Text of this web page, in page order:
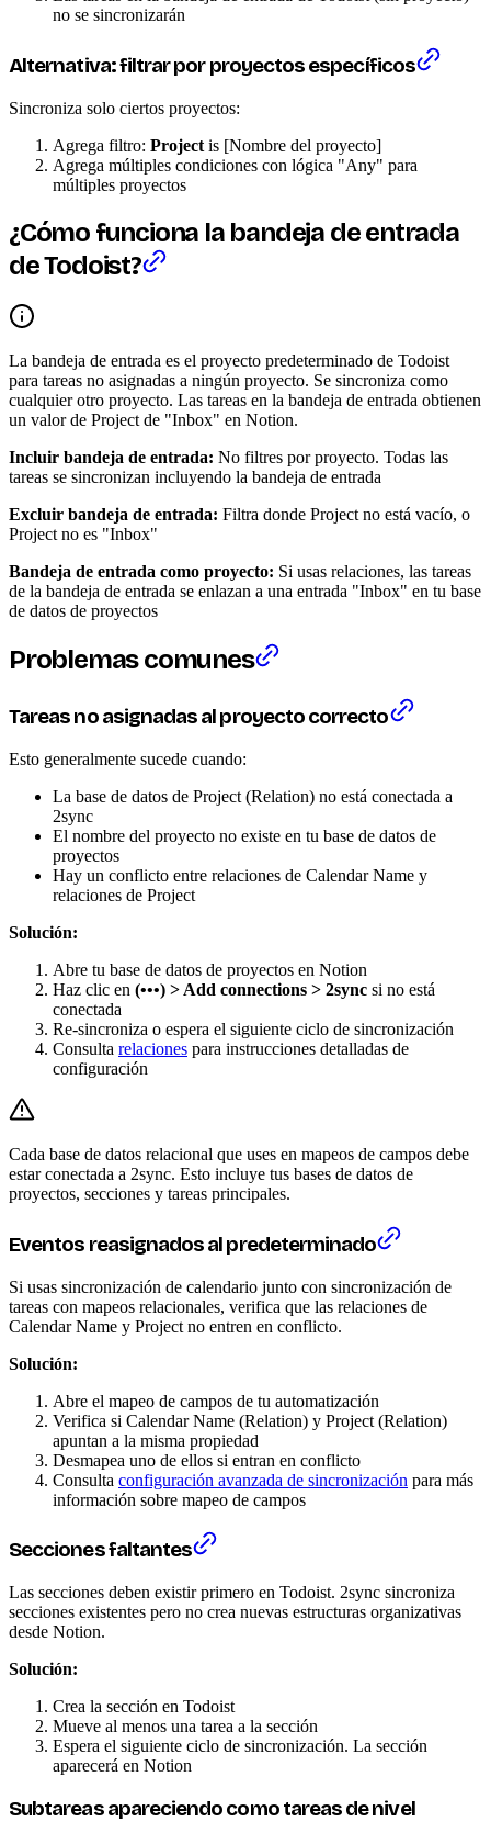
no se sincronizarán
Alternativa: filtrar por proyectos específicos
Sincroniza solo ciertos proyectos:
Agrega filtro: Project is [Nombre del proyecto]
Agrega múltiples condiciones con lógica "Any" para
múltiples proyectos
¿Cómo funciona la bandeja de entrada
de Todoist?
La bandeja de entrada es el proyecto predeterminado de Todoist
para tareas no asignadas a ningún proyecto. Se sincroniza como
cualquier otro proyecto. Las tareas en la bandeja de entrada obtienen
un valor de Project de "Inbox" en Notion.
Incluir bandeja de entrada: No filtres por proyecto. Todas las
tareas se sincronizan incluyendo la bandeja de entrada
Excluir bandeja de entrada: Filtra donde Project no está vacío, o
Project no es "Inbox"
Bandeja de entrada como proyecto: Si usas relaciones, las tareas
de la bandeja de entrada se enlazan a una entrada "Inbox" en tu base
de datos de proyectos
Problemas comunes
Tareas no asignadas al proyecto correcto
Esto generalmente sucede cuando:
La base de datos de Project (Relation) no está conectada a
2sync
El nombre del proyecto no existe en tu base de datos de
proyectos
Hay un conflicto entre relaciones de Calendar Name y
relaciones de Project
Solución:
Abre tu base de datos de proyectos en Notion
Haz clic en (•••) > Add connections > 2sync si no está
conectada
Re-sincroniza o espera el siguiente ciclo de sincronización
Consulta relaciones para instrucciones detalladas de
configuración
Cada base de datos relacional que uses en mapeos de campos debe
estar conectada a 2sync. Esto incluye tus bases de datos de
proyectos, secciones y tareas principales.
Eventos reasignados al predeterminado
Si usas sincronización de calendario junto con sincronización de
tareas con mapeos relacionales, verifica que las relaciones de
Calendar Name y Project no entren en conflicto.
Solución:
Abre el mapeo de campos de tu automatización
Verifica si Calendar Name (Relation) y Project (Relation)
apuntan a la misma propiedad
Desmapea uno de ellos si entran en conflicto
Consulta configuración avanzada de sincronización para más
información sobre mapeo de campos
Secciones faltantes
Las secciones deben existir primero en Todoist. 2sync sincroniza
secciones existentes pero no crea nuevas estructuras organizativas
desde Notion.
Solución:
Crea la sección en Todoist
Mueve al menos una tarea a la sección
Espera el siguiente ciclo de sincronización. La sección
aparecerá en Notion
Subtareas apareciendo como tareas de nivel